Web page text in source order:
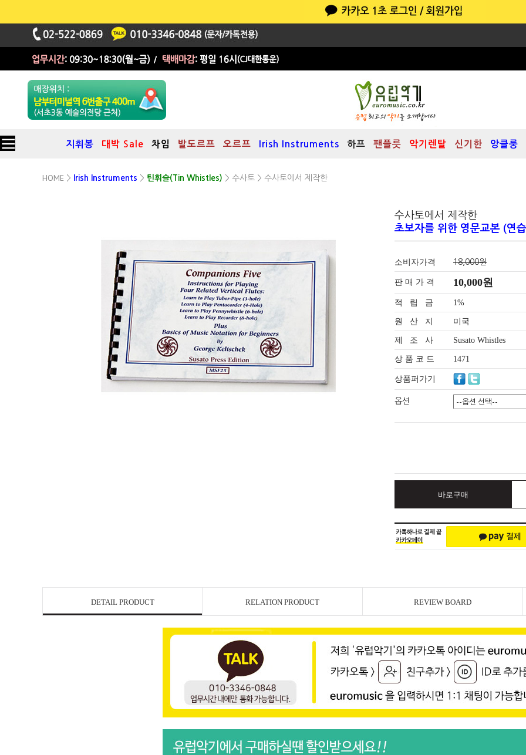
지휘봉 대박 Sale 차임 발도르프 오르프 Irish Instruments 하프 팬플릇 악기렌탈 신기한 앙클룽
HOME > Irish Instruments > 틴휘슬(Tin Whistles) > 수사토 > 수사토에서 제작한
수사토에서 제작한
초보자를 위한 영문교본 (연
소비자가격 18,000원
판 매 가 격 10,000원
적 립 금 1%
원 산 지 미국
제 조 사 Susato Whistles
상 품 코 드 1471
상품퍼가기
옵션
바로구매
DETAIL PRODUCT RELATION PRODUCT REVIEW BOARD